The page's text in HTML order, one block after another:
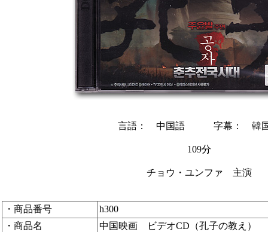
言語： 中国語 字幕： 韓
109分
チョウ・ユンファ 主演
・商品番号
h300
・商品名
中国映画 ビデオCD（孔子の教え）